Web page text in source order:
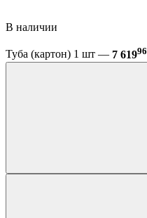
В наличии
Туба (картон) 1 шт — 7 61996